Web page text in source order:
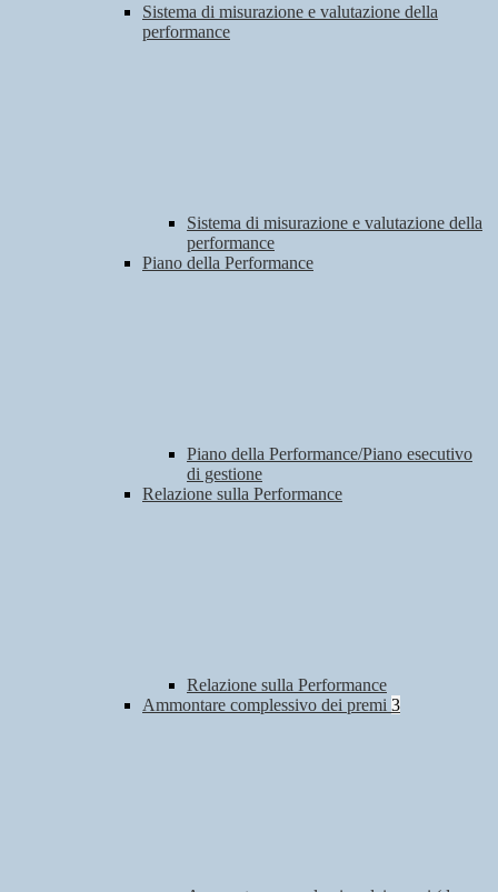
Sistema di misurazione e valutazione della
performance
Sistema di misurazione e valutazione della
performance
Piano della Performance
Piano della Performance/Piano esecutivo
di gestione
Relazione sulla Performance
Relazione sulla Performance
Ammontare complessivo dei premi 3